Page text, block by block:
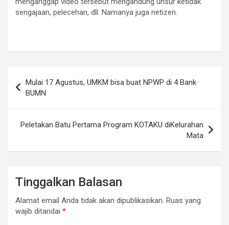
sengajaan, pelecehan, dll. Namanya juga netizen.
pos
Mulai 17 Agustus, UMKM bisa buat NPWP di 4 Bank
BUMN
Peletakan Batu Pertama Program KOTAKU diKelurahan
Mata
Tinggalkan Balasan
Alamat email Anda tidak akan dipublikasikan. Ruas yang
wajib ditandai *